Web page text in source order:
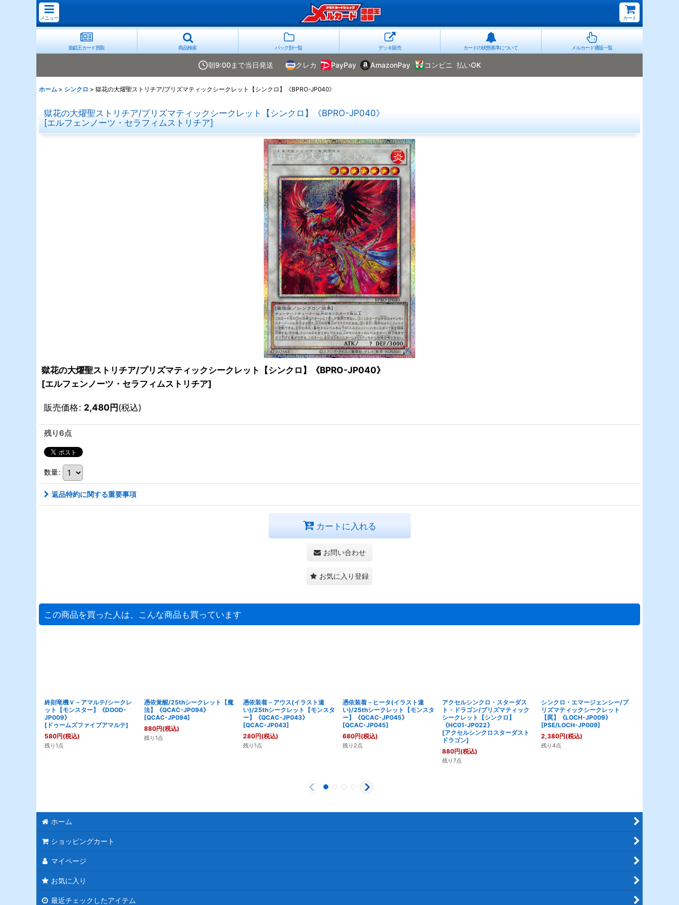
メニュー カート
遊戯王カード買取 商品検索 パック別一覧 デッキ販売 カードの状態基準について メルカード通販一覧
朝9:00まで当日発送 クレカ PayPay AmazonPay コンビニ 払いOK
ホーム > シンクロ > 獄花の大燿聖ストリチア/プリズマティックシークレット【シンクロ】《BPRO-JP040》
獄花の大燿聖ストリチア/プリズマティックシークレット【シンクロ】《BPRO-JP040》
[エルフェンノーツ・セラフィムストリチア]
獄花の大燿聖ストリチア/プリズマティックシークレット【シンクロ】《BPRO-JP040》
[エルフェンノーツ・セラフィムストリチア]
販売価格: 2,480円(税込)
残り6点
数量:
返品特約に関する重要事項
カートに入れる
お問い合わせ
お気に入り登録
この商品を買った人は、こんな商品も買っています
終刻竜機Ｖ－アマルテ/シークレ
ット【モンスター】《DOOD-
JP009》
[ ドゥームズファイブアマルテ]
580円(税込)
残り1点
憑依覚醒/25thシークレット【魔
法】《QCAC-JP094》
[QCAC-JP094]
880円(税込)
残り1点
憑依装着－アウス(イラスト違
い)/25thシークレット【モンスタ
ー】《QCAC-JP043》
[QCAC-JP043]
280円(税込)
残り1点
憑依装着－ヒータ(イラスト違
い)/25thシークレット【モンスタ
ー】《QCAC-JP045》
[QCAC-JP045]
680円(税込)
残り2点
アクセルシンクロ・スターダス
ト・ドラゴン/プリズマティック
シークレット【シンクロ】
《HC01-JP022》
[アクセルシンクロスターダスト
ドラゴン]
880円(税込)
残り7点
シンクロ・エマージェンシー/プ
リズマティックシークレット
【罠】《LOCH-JP009》
[PSE/LOCH-JP009]
2,380円(税込)
残り4点
ホーム
ショッピングカート
マイページ
お気に入り
最近チェックしたアイテム